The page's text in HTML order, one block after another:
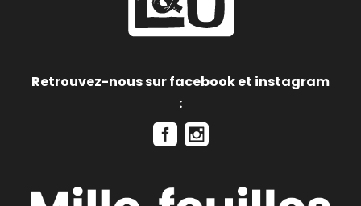
Retrouvez-nous sur facebook et instagram
: